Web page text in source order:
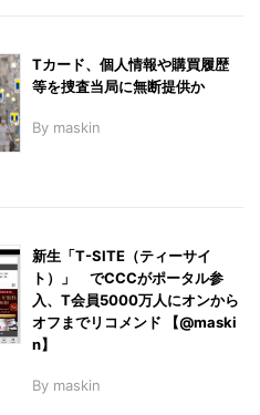
Tカード、個人情報や購買履歴
等を捜査当局に無断提供か
By maskin
新生「T-SITE（ティーサイ
ト）」 でCCCがポータル参
入、T会員5000万人にオンから
オフまでリコメンド 【@maski
n】
By maskin